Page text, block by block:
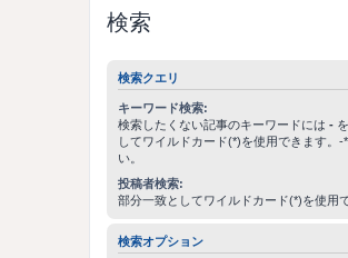
検索
検索クエリ
キーワード検索:
検索したくない記事のキーワードには -
してワイルドカード(*)を使用できます。
い。
投稿者検索:
部分一致としてワイルドカード(*)を使用
検索オプション